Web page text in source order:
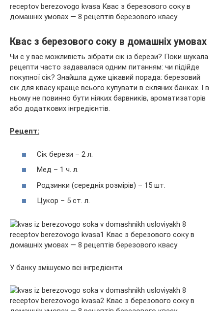
Квас з березового соку в домашніх умовах
Чи є у вас можливість зібрати сік із берези? Поки шукала
рецепти часто задавалася одним питанням: чи підійде
покупної сік? Знайшла дуже цікавий порада: березовий
сік для квасу краще всього купувати в скляних банках. І в
ньому не повинно бути ніяких барвників, ароматизаторів
або додаткових інгредієнтів.
Рецепт:
Сік берези – 2 л.
Мед – 1 ч. л.
Родзинки (середніх розмірів) – 15 шт.
Цукор – 5 ст. л.
У банку змішуємо всі інгредієнти.